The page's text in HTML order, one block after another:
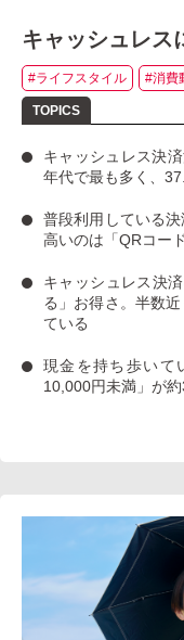
キャッシュレス
#ライフスタイル #消費
キャッシュレス決
年代で最も多く、
普段利用している決
高いのは「QRコー
キャッシュレス決
る」お得さ。 半数
ている
現金を持ち歩いて
10,000円未満」が